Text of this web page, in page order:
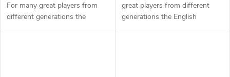
For many great players from
different generations the
English opening has been a
great players from different
generations the English
opening has been a logical